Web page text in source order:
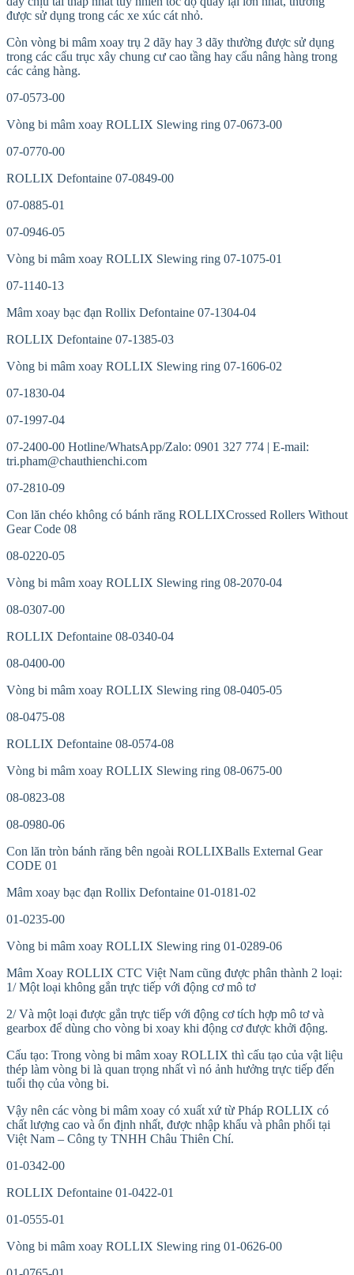
được sử dụng trong các xe xúc cát nhỏ.
Còn vòng bi mâm xoay trụ 2 dãy hay 3 dãy thường được sử dụng
trong các cẩu trục xây chung cư cao tầng hay cẩu nâng hàng trong
các cảng hàng.
07-0573-00
Vòng bi mâm xoay ROLLIX Slewing ring 07-0673-00
07-0770-00
ROLLIX Defontaine 07-0849-00
07-0885-01
07-0946-05
Vòng bi mâm xoay ROLLIX Slewing ring 07-1075-01
07-1140-13
Mâm xoay bạc đạn Rollix Defontaine 07-1304-04
ROLLIX Defontaine 07-1385-03
Vòng bi mâm xoay ROLLIX Slewing ring 07-1606-02
07-1830-04
07-1997-04
07-2400-00 Hotline/WhatsApp/Zalo: 0901 327 774 | E-mail:
tri.pham@chauthienchi.com
07-2810-09
Con lăn chéo không có bánh răng ROLLIXCrossed Rollers Without
Gear Code 08
08-0220-05
Vòng bi mâm xoay ROLLIX Slewing ring 08-2070-04
08-0307-00
ROLLIX Defontaine 08-0340-04
08-0400-00
Vòng bi mâm xoay ROLLIX Slewing ring 08-0405-05
08-0475-08
ROLLIX Defontaine 08-0574-08
Vòng bi mâm xoay ROLLIX Slewing ring 08-0675-00
08-0823-08
08-0980-06
Con lăn tròn bánh răng bên ngoài ROLLIXBalls External Gear
CODE 01
Mâm xoay bạc đạn Rollix Defontaine 01-0181-02
01-0235-00
Vòng bi mâm xoay ROLLIX Slewing ring 01-0289-06
Mâm Xoay ROLLIX CTC Việt Nam cũng được phân thành 2 loại:
1/ Một loại không gắn trực tiếp với động cơ mô tơ
2/ Và một loại được gắn trực tiếp với động cơ tích hợp mô tơ và
gearbox để dùng cho vòng bi xoay khi động cơ được khởi động.
Cấu tạo: Trong vòng bi mâm xoay ROLLIX thì cấu tạo của vật liệu
thép làm vòng bi là quan trọng nhất vì nó ảnh hưởng trực tiếp đến
tuổi thọ của vòng bi.
Vậy nên các vòng bi mâm xoay có xuất xứ từ Pháp ROLLIX có
chất lượng cao và ổn định nhất, được nhập khẩu và phân phối tại
Việt Nam – Công ty TNHH Châu Thiên Chí.
01-0342-00
ROLLIX Defontaine 01-0422-01
01-0555-01
Vòng bi mâm xoay ROLLIX Slewing ring 01-0626-00